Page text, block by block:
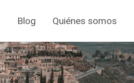
Blog Quiénes somos